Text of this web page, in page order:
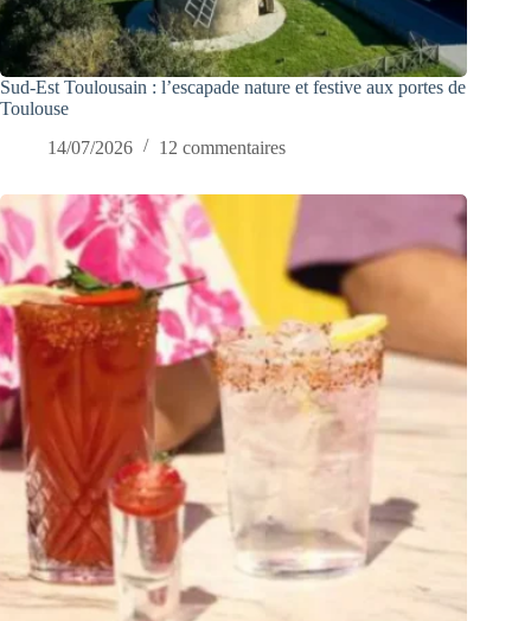
Sud-Est Toulousain : l’escapade nature et festive aux portes de
Toulouse
14/07/2026
12 commentaires